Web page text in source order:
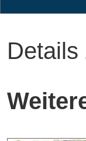
Details